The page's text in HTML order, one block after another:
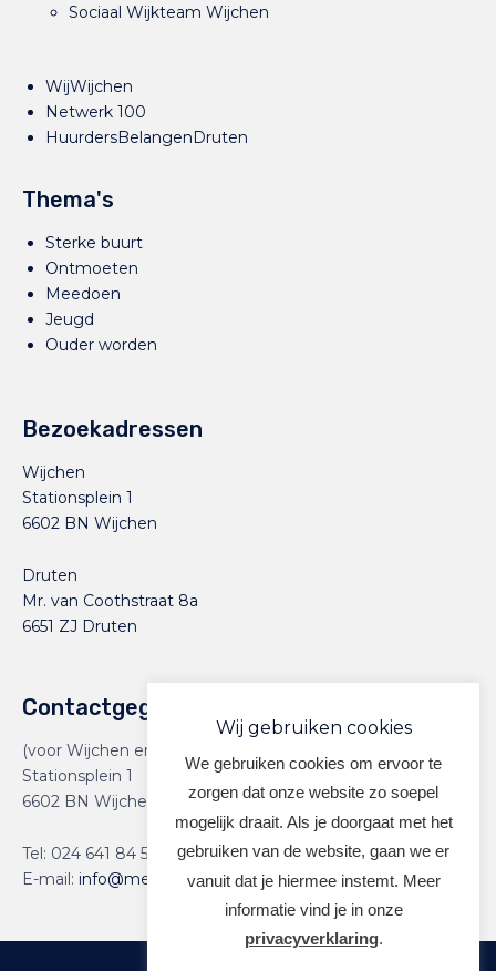
Sociaal Wijkteam Wijchen
WijWijchen
Netwerk 100
HuurdersBelangenDruten
Thema's
Sterke buurt
Ontmoeten
Meedoen
Jeugd
Ouder worden
Bezoekadressen
Wijchen
Stationsplein 1
6602 BN Wijchen
Druten
Mr. van Coothstraat 8a
6651 ZJ Druten
Contactgegevens
(voor Wijchen en Druten)
Stationsplein 1
6602 BN Wijchen
Tel: 024 641 84 59
E-mail: info@meervoormekaar.nl
Wij gebruiken cookies
We gebruiken cookies om ervoor te
zorgen dat onze website zo soepel
mogelijk draait. Als je doorgaat met het
gebruiken van de website, gaan we er
vanuit dat je hiermee instemt. Meer
informatie vind je in onze
privacyverklaring.